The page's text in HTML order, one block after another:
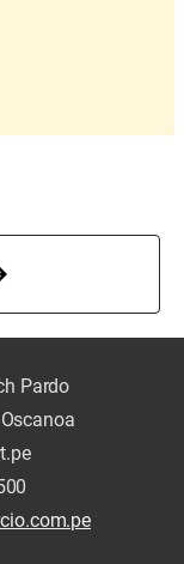
Pardo